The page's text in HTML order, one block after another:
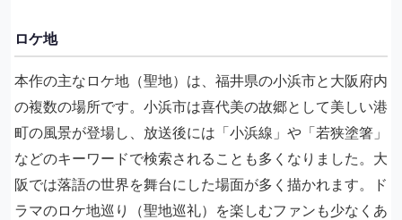
ロケ地
本作の主なロケ地（聖地）は、福井県の小浜市と大阪府内
の複数の場所です。小浜市は喜代美の故郷として美しい港
町の風景が登場し、放送後には「小浜線」や「若狭塗箸」
などのキーワードで検索されることも多くなりました。大
阪では落語の世界を舞台にした場面が多く描かれます。ド
ラマのロケ地巡り（聖地巡礼）を楽しむファンも少なくあ